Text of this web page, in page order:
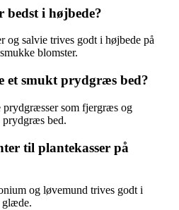
i højbede?
og salvie trives godt i højbede på
blomster.
et smukt prydgræs bed?
som fjergræs og
prydgræs bed.
til plantekasser på
og løvemund trives godt i
glæde.